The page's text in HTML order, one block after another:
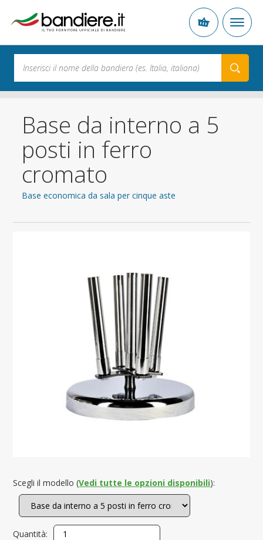
Base da interno a 5
posti in ferro
cromato
Base economica da sala per cinque aste
Scegli il modello (Vedi tutte le opzioni disponibili):
Quantità: